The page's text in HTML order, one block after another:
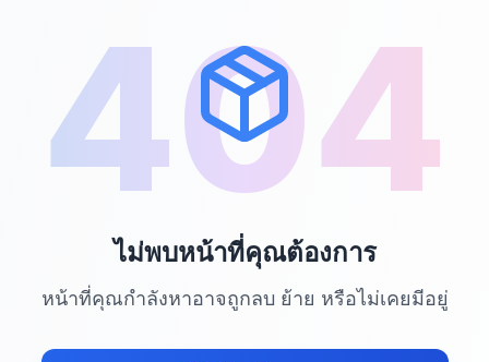
404
ไม่พบหน้าที่คุณต้องการ
หน้าที่คุณกำลังหาอาจถูกลบ ย้าย หรือไม่เคยมีอยู่